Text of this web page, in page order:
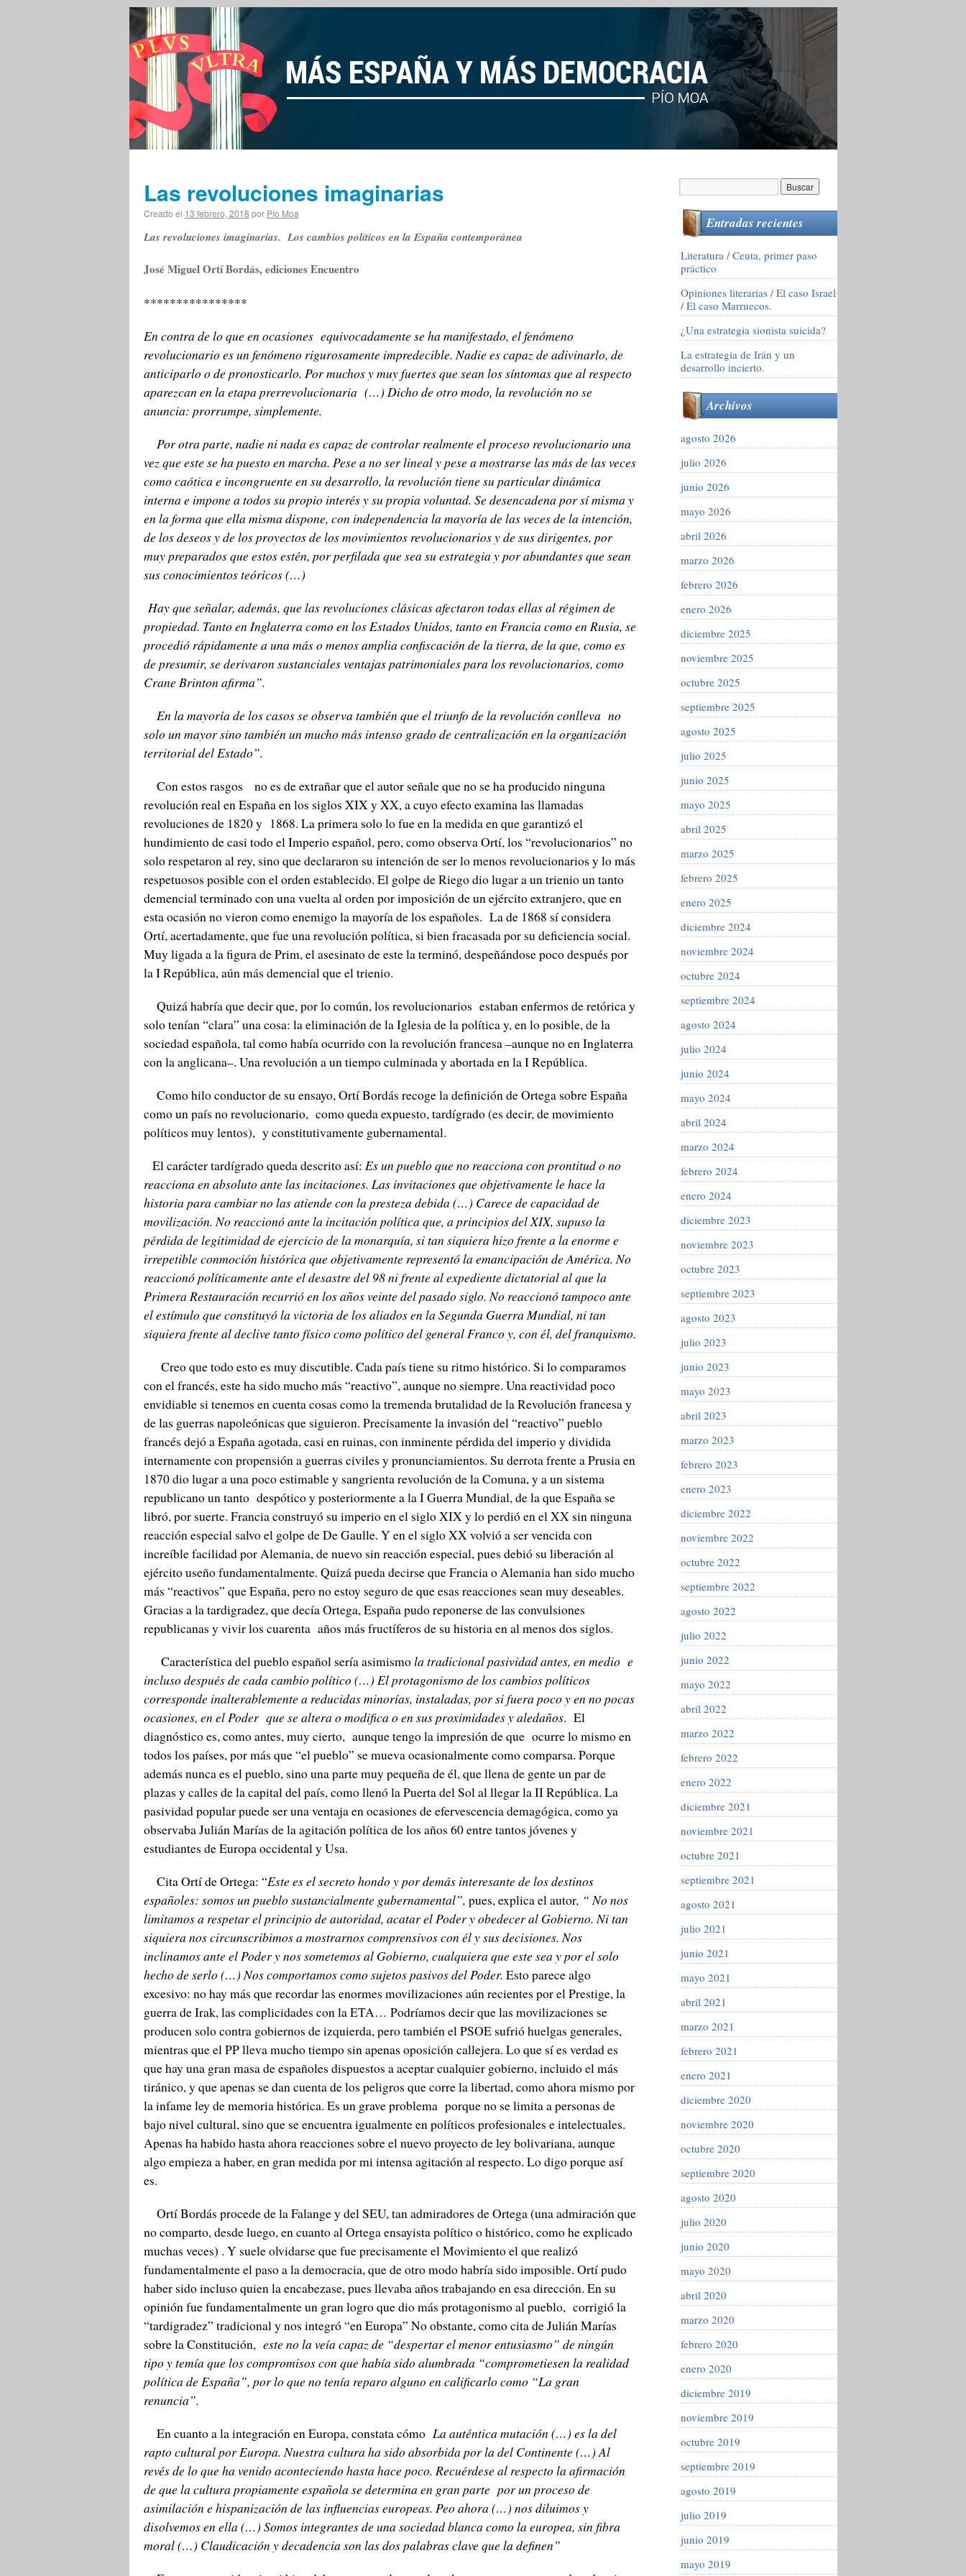
Las revoluciones imaginarias
Creado el 13 febrero, 2018 por Pío Moa
Las revoluciones imaginarias. Los cambios políticos en la España contemporánea
José Miguel Ortí Bordás, ediciones Encuentro
****************
En contra de lo que en ocasiones equivocadamente se ha manifestado, el fenómeno
revolucionario es un fenómeno rigurosamente impredecible. Nadie es capaz de adivinarlo, de
anticiparlo o de pronosticarlo. Por muchos y muy fuertes que sean los síntomas que al respecto
aparezcan en la etapa prerrevolucionaria (…) Dicho de otro modo, la revolución no se
anuncia: prorrumpe, simplemente.
Por otra parte, nadie ni nada es capaz de controlar realmente el proceso revolucionario una
vez que este se ha puesto en marcha. Pese a no ser lineal y pese a mostrarse las más de las veces
como caótica e incongruente en su desarrollo, la revolución tiene su particular dinámica
interna e impone a todos su propio interés y su propia voluntad. Se desencadena por sí misma y
en la forma que ella misma dispone, con independencia la mayoría de las veces de la intención,
de los deseos y de los proyectos de los movimientos revolucionarios y de sus dirigentes, por
muy preparados que estos estén, por perfilada que sea su estrategia y por abundantes que sean
sus conocimientos teóricos (…)
Hay que señalar, además, que las revoluciones clásicas afectaron todas ellas al régimen de
propiedad. Tanto en Inglaterra como en los Estados Unidos, tanto en Francia como en Rusia, se
procedió rápidamente a una más o menos amplia confiscación de la tierra, de la que, como es
de presumir, se derivaron sustanciales ventajas patrimoniales para los revolucionarios, como
Crane Brinton afirma”.
En la mayoría de los casos se observa también que el triunfo de la revolución conlleva no
solo un mayor sino también un mucho más intenso grado de centralización en la organización
territorial del Estado”.
Con estos rasgos no es de extrañar que el autor señale que no se ha producido ninguna
revolución real en España en los siglos XIX y XX, a cuyo efecto examina las llamadas
revoluciones de 1820 y 1868. La primera solo lo fue en la medida en que garantizó el
hundimiento de casi todo el Imperio español, pero, como observa Ortí, los “revolucionarios” no
solo respetaron al rey, sino que declararon su intención de ser lo menos revolucionarios y lo más
respetuosos posible con el orden establecido. El golpe de Riego dio lugar a un trienio un tanto
demencial terminado con una vuelta al orden por imposición de un ejército extranjero, que en
esta ocasión no vieron como enemigo la mayoría de los españoles. La de 1868 sí considera
Ortí, acertadamente, que fue una revolución política, si bien fracasada por su deficiencia social.
Muy ligada a la figura de Prim, el asesinato de este la terminó, despeñándose poco después por
la I República, aún más demencial que el trienio.
Quizá habría que decir que, por lo común, los revolucionarios estaban enfermos de retórica y
solo tenían “clara” una cosa: la eliminación de la Iglesia de la política y, en lo posible, de la
sociedad española, tal como había ocurrido con la revolución francesa –aunque no en Inglaterra
con la anglicana–. Una revolución a un tiempo culminada y abortada en la I República.
Como hilo conductor de su ensayo, Ortí Bordás recoge la definición de Ortega sobre España
como un país no revolucionario, como queda expuesto, tardígrado (es decir, de movimiento
políticos muy lentos), y constitutivamente gubernamental.
El carácter tardígrado queda descrito así: Es un pueblo que no reacciona con prontitud o no
reacciona en absoluto ante las incitaciones. Las invitaciones que objetivamente le hace la
historia para cambiar no las atiende con la presteza debida (…) Carece de capacidad de
movilización. No reaccionó ante la incitación política que, a principios del XIX, supuso la
pérdida de legitimidad de ejercicio de la monarquía, si tan siquiera hizo frente a la enorme e
irrepetible conmoción histórica que objetivamente representó la emancipación de América. No
reaccionó políticamente ante el desastre del 98 ni frente al expediente dictatorial al que la
Primera Restauración recurrió en los años veinte del pasado siglo. No reaccionó tampoco ante
el estímulo que constituyó la victoria de los aliados en la Segunda Guerra Mundial, ni tan
siquiera frente al declive tanto físico como político del general Franco y, con él, del franquismo.
Creo que todo esto es muy discutible. Cada país tiene su ritmo histórico. Si lo comparamos
con el francés, este ha sido mucho más “reactivo”, aunque no siempre. Una reactividad poco
envidiable si tenemos en cuenta cosas como la tremenda brutalidad de la Revolución francesa y
de las guerras napoleónicas que siguieron. Precisamente la invasión del “reactivo” pueblo
francés dejó a España agotada, casi en ruinas, con inminente pérdida del imperio y dividida
internamente con propensión a guerras civiles y pronunciamientos. Su derrota frente a Prusia en
1870 dio lugar a una poco estimable y sangrienta revolución de la Comuna, y a un sistema
republicano un tanto despótico y posteriormente a la I Guerra Mundial, de la que España se
libró, por suerte. Francia construyó su imperio en el siglo XIX y lo perdió en el XX sin ninguna
reacción especial salvo el golpe de De Gaulle. Y en el siglo XX volvió a ser vencida con
increíble facilidad por Alemania, de nuevo sin reacción especial, pues debió su liberación al
ejército useño fundamentalmente. Quizá pueda decirse que Francia o Alemania han sido mucho
más “reactivos” que España, pero no estoy seguro de que esas reacciones sean muy deseables.
Gracias a la tardigradez, que decía Ortega, España pudo reponerse de las convulsiones
republicanas y vivir los cuarenta años más fructíferos de su historia en al menos dos siglos.
Característica del pueblo español sería asimismola tradicional pasividad antes, en medio e
incluso después de cada cambio político (…) El protagonismo de los cambios políticos
corresponde inalterablemente a reducidas minorías, instaladas, por si fuera poco y en no pocas
ocasiones, en el Poder que se altera o modifica o en sus proximidades y aledaños. El
diagnóstico es, como antes, muy cierto, aunque tengo la impresión de que ocurre lo mismo en
todos los países, por más que “el pueblo” se mueva ocasionalmente como comparsa. Porque
además nunca es el pueblo, sino una parte muy pequeña de él, que llena de gente un par de
plazas y calles de la capital del país, como llenó la Puerta del Sol al llegar la II República. La
pasividad popular puede ser una ventaja en ocasiones de efervescencia demagógica, como ya
observaba Julián Marías de la agitación política de los años 60 entre tantos jóvenes y
estudiantes de Europa occidental y Usa.
Cita Ortí de Ortega: “Este es el secreto hondo y por demás interesante de los destinos
españoles: somos un pueblo sustancialmente gubernamental”, pues, explica el autor, “ No nos
limitamos a respetar el principio de autoridad, acatar el Poder y obedecer al Gobierno. Ni tan
siquiera nos circunscribimos a mostrarnos comprensivos con él y sus decisiones. Nos
inclinamos ante el Poder y nos sometemos al Gobierno, cualquiera que este sea y por el solo
hecho de serlo (…) Nos comportamos como sujetos pasivos del Poder. Esto parece algo
excesivo: no hay más que recordar las enormes movilizaciones aún recientes por el Prestige, la
guerra de Irak, las complicidades con la ETA… Podríamos decir que las movilizaciones se
producen solo contra gobiernos de izquierda, pero también el PSOE sufrió huelgas generales,
mientras que el PP lleva mucho tiempo sin apenas oposición callejera. Lo que sí es verdad es
que hay una gran masa de españoles dispuestos a aceptar cualquier gobierno, incluido el más
tiránico, y que apenas se dan cuenta de los peligros que corre la libertad, como ahora mismo por
la infame ley de memoria histórica. Es un grave problema porque no se limita a personas de
bajo nivel cultural, sino que se encuentra igualmente en políticos profesionales e intelectuales.
Apenas ha habido hasta ahora reacciones sobre el nuevo proyecto de ley bolivariana, aunque
algo empieza a haber, en gran medida por mi intensa agitación al respecto. Lo digo porque así
es.
Ortí Bordás procede de la Falange y del SEU, tan admiradores de Ortega (una admiración que
no comparto, desde luego, en cuanto al Ortega ensayista político o histórico, como he explicado
muchas veces) . Y suele olvidarse que fue precisamente el Movimiento el que realizó
fundamentalmente el paso a la democracia, que de otro modo habría sido imposible. Ortí pudo
haber sido incluso quien la encabezase, pues llevaba años trabajando en esa dirección. En su
opinión fue fundamentalmente un gran logro que dio más protagonismo al pueblo, corrigió la
“tardigradez” tradicional y nos integró “en Europa” No obstante, como cita de Julián Marías
sobre la Constitución, este no la veía capaz de “despertar el menor entusiasmo” de ningún
tipo y temía que los compromisos con que había sido alumbrada “comprometiesen la realidad
política de España”, por lo que no tenía reparo alguno en calificarlo como “La gran
renuncia”.
En cuanto a la integración en Europa, constata cómo La auténtica mutación (…) es la del
rapto cultural por Europa. Nuestra cultura ha sido absorbida por la del Continente (…) Al
revés de lo que ha venido aconteciendo hasta hace poco. Recuérdese al respecto la afirmación
de que la cultura propiamente española se determina en gran parte por un proceso de
asimilación e hispanización de las influencias europeas. Peo ahora (…) nos diluimos y
disolvemos en ella (…) Somos integrantes de una sociedad blanca como la europea, sin fibra
moral (…) Claudicación y decadencia son las dos palabras clave que la definen”
Entradas recientes
Literatura / Ceuta, primer paso
práctico
Opiniones literarias / El caso Israel
/ El caso Marruecos.
¿Una estrategia sionista suicida?
La estrategia de Irán y un
desarrollo incierto.
Archivos
agosto 2026
julio 2026
junio 2026
mayo 2026
abril 2026
marzo 2026
febrero 2026
enero 2026
diciembre 2025
noviembre 2025
octubre 2025
septiembre 2025
agosto 2025
julio 2025
junio 2025
mayo 2025
abril 2025
marzo 2025
febrero 2025
enero 2025
diciembre 2024
noviembre 2024
octubre 2024
septiembre 2024
agosto 2024
julio 2024
junio 2024
mayo 2024
abril 2024
marzo 2024
febrero 2024
enero 2024
diciembre 2023
noviembre 2023
octubre 2023
septiembre 2023
agosto 2023
julio 2023
junio 2023
mayo 2023
abril 2023
marzo 2023
febrero 2023
enero 2023
diciembre 2022
noviembre 2022
octubre 2022
septiembre 2022
agosto 2022
julio 2022
junio 2022
mayo 2022
abril 2022
marzo 2022
febrero 2022
enero 2022
diciembre 2021
noviembre 2021
octubre 2021
septiembre 2021
agosto 2021
julio 2021
junio 2021
mayo 2021
abril 2021
marzo 2021
febrero 2021
enero 2021
diciembre 2020
noviembre 2020
octubre 2020
septiembre 2020
agosto 2020
julio 2020
junio 2020
mayo 2020
abril 2020
marzo 2020
febrero 2020
enero 2020
diciembre 2019
noviembre 2019
octubre 2019
septiembre 2019
agosto 2019
julio 2019
junio 2019
mayo 2019